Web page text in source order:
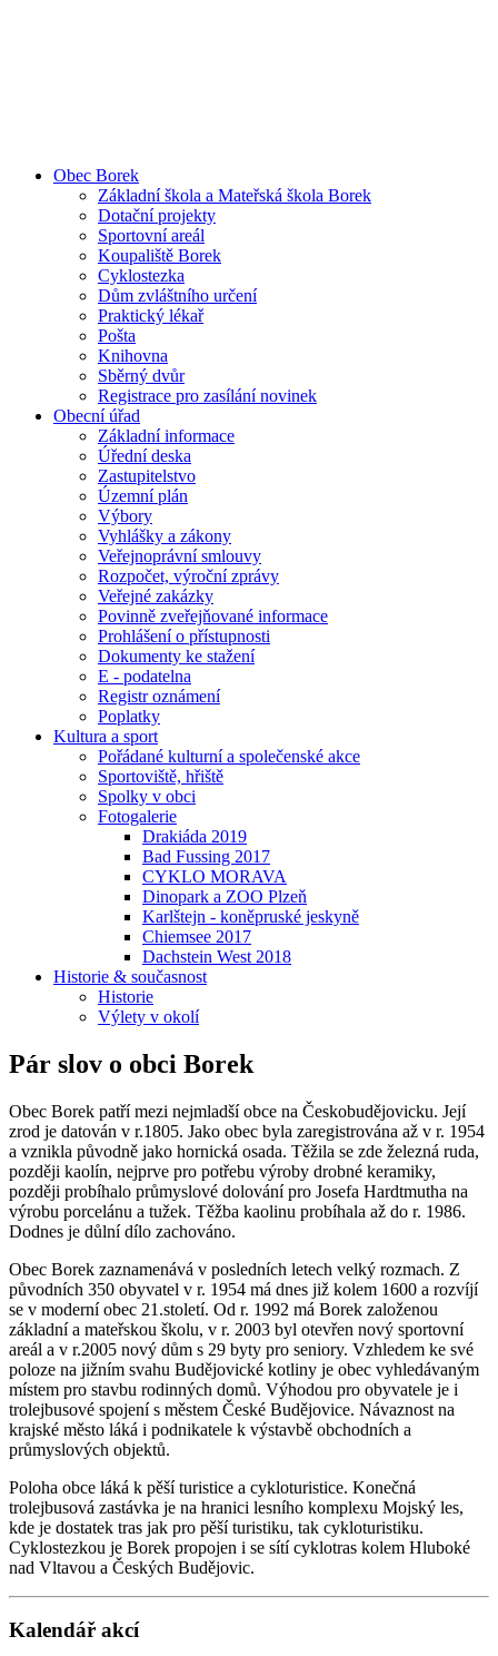
Obec Borek
Základní škola a Mateřská škola Borek
Dotační projekty
Sportovní areál
Koupaliště Borek
Cyklostezka
Dům zvláštního určení
Praktický lékař
Pošta
Knihovna
Sběrný dvůr
Registrace pro zasílání novinek
Obecní úřad
Základní informace
Úřední deska
Zastupitelstvo
Územní plán
Výbory
Vyhlášky a zákony
Veřejnoprávní smlouvy
Rozpočet, výroční zprávy
Veřejné zakázky
Povinně zveřejňované informace
Prohlášení o přístupnosti
Dokumenty ke stažení
E - podatelna
Registr oznámení
Poplatky
Kultura a sport
Pořádané kulturní a společenské akce
Sportoviště, hřiště
Spolky v obci
Fotogalerie
Drakiáda 2019
Bad Fussing 2017
CYKLO MORAVA
Dinopark a ZOO Plzeň
Karlštejn - koněpruské jeskyně
Chiemsee 2017
Dachstein West 2018
Historie & současnost
Historie
Výlety v okolí
Pár slov o obci Borek
Obec Borek patří mezi nejmladší obce na Českobudějovicku. Její
zrod je datován v r.1805. Jako obec byla zaregistrována až v r. 1954
a vznikla původně jako hornická osada. Těžila se zde železná ruda,
později kaolín, nejprve pro potřebu výroby drobné keramiky,
později probíhalo průmyslové dolování pro Josefa Hardtmutha na
výrobu porcelánu a tužek. Těžba kaolinu probíhala až do r. 1986.
Dodnes je důlní dílo zachováno.
Obec Borek zaznamenává v posledních letech velký rozmach. Z
původních 350 obyvatel v r. 1954 má dnes již kolem 1600 a rozvíjí
se v moderní obec 21.století. Od r. 1992 má Borek založenou
základní a mateřskou školu, v r. 2003 byl otevřen nový sportovní
areál a v r.2005 nový dům s 29 byty pro seniory. Vzhledem ke své
poloze na jižním svahu Budějovické kotliny je obec vyhledávaným
místem pro stavbu rodinných domů. Výhodou pro obyvatele je i
trolejbusové spojení s městem České Budějovice. Návaznost na
krajské město láká i podnikatele k výstavbě obchodních a
průmyslových objektů.
Poloha obce láká k pěší turistice a cykloturistice. Konečná
trolejbusová zastávka je na hranici lesního komplexu Mojský les,
kde je dostatek tras jak pro pěší turistiku, tak cykloturistiku.
Cyklostezkou je Borek propojen i se sítí cyklotras kolem Hluboké
nad Vltavou a Českých Budějovic.
Kalendář akcí